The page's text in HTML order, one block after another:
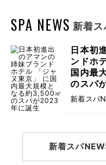
SPA NEWS 新着ス
日本初
ンドホ
国内最
のスパ
新着スパ
新着スパ